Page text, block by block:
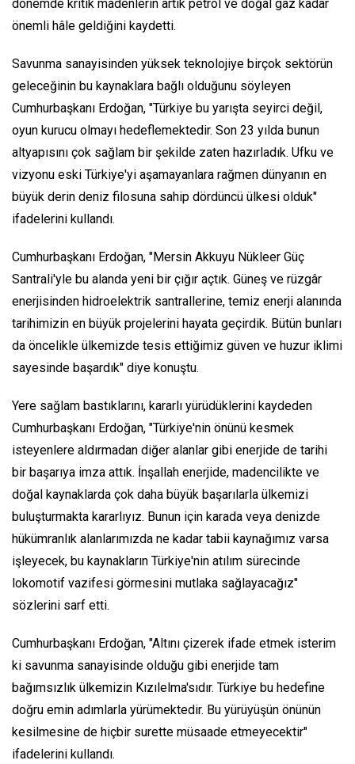
dönemde kritik madenlerin artık petrol ve doğal gaz kadar
önemli hâle geldiğini kaydetti.
Savunma sanayisinden yüksek teknolojiye birçok sektörün
geleceğinin bu kaynaklara bağlı olduğunu söyleyen
Cumhurbaşkanı Erdoğan, "Türkiye bu yarışta seyirci değil,
oyun kurucu olmayı hedeflemektedir. Son 23 yılda bunun
altyapısını çok sağlam bir şekilde zaten hazırladık. Ufku ve
vizyonu eski Türkiye'yi aşamayanlara rağmen dünyanın en
büyük derin deniz filosuna sahip dördüncü ülkesi olduk"
ifadelerini kullandı.
Cumhurbaşkanı Erdoğan, "Mersin Akkuyu Nükleer Güç
Santrali'yle bu alanda yeni bir çığır açtık. Güneş ve rüzgâr
enerjisinden hidroelektrik santrallerine, temiz enerji alanında
tarihimizin en büyük projelerini hayata geçirdik. Bütün bunları
da öncelikle ülkemizde tesis ettiğimiz güven ve huzur iklimi
sayesinde başardık" diye konuştu.
Yere sağlam bastıklarını, kararlı yürüdüklerini kaydeden
Cumhurbaşkanı Erdoğan, "Türkiye'nin önünü kesmek
isteyenlere aldırmadan diğer alanlar gibi enerjide de tarihi
bir başarıya imza attık. İnşallah enerjide, madencilikte ve
doğal kaynaklarda çok daha büyük başarılarla ülkemizi
buluşturmakta kararlıyız. Bunun için karada veya denizde
hükümranlık alanlarımızda ne kadar tabii kaynağımız varsa
işleyecek, bu kaynakların Türkiye'nin atılım sürecinde
lokomotif vazifesi görmesini mutlaka sağlayacağız"
sözlerini sarf etti.
Cumhurbaşkanı Erdoğan, "Altını çizerek ifade etmek isterim
ki savunma sanayisinde olduğu gibi enerjide tam
bağımsızlık ülkemizin Kızılelma'sıdır. Türkiye bu hedefine
doğru emin adımlarla yürümektedir. Bu yürüyüşün önünün
kesilmesine de hiçbir surette müsaade etmeyecektir"
ifadelerini kullandı.